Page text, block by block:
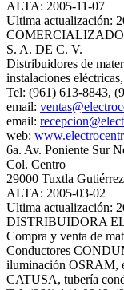
ALTA: 2005-11-07
Ultima actualización:
S. A. DE C. V.
Distribuidores de
instalaciones
Tel: (961) 613-8843,
email:
email:
web:
6a. Av. Poniente Sur
Col. Centro
29000 Tuxtla
ALTA: 2005-03-02
Ultima actualización:
DISTRIBUIDORA
Compra y venta de
Conductores
iluminación OSRAM,
CATUSA, tubería